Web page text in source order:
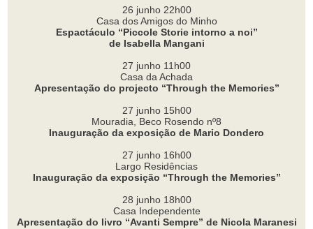
26 junho 22h00
Casa dos Amigos do Minho
Espactáculo “Piccole Storie intorno a noi”
de Isabella Mangani
27 junho 11h00
Casa da Achada
Apresentação do projecto “Through the Memories”
27 junho 15h00
Mouradia, Beco Rosendo nº8
Inauguração da exposição de Mario Dondero
27 junho 16h00
Largo Residências
Inauguração da exposição “Through the Memories”
28 junho 18h00
Casa Independente
Apresentação do livro “Avanti Sempre” de Nicola Maranesi